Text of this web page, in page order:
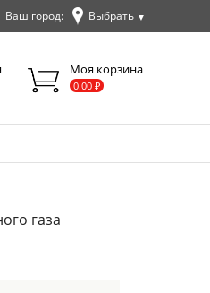
Ваш город: Выбрать ▼
Моя корзина
0.00 ₽
газа